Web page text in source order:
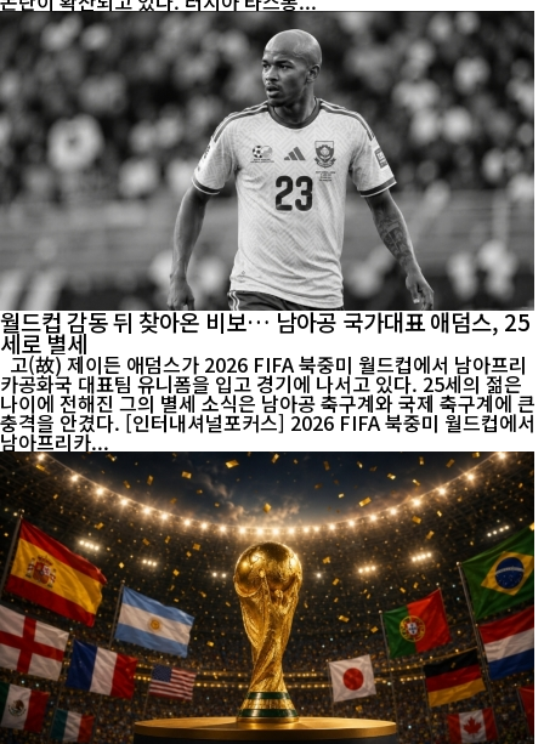
월드컵 감동 뒤 찾아온 비보… 남아공 국가대표 애덤스, 25
세로 별세
카공화국 대표팀 유니폼을 입고 경기에 나서고 있다. 25세의 젊은
나이에 전해진 그의 별세 소식은 남아공 축구계와 국제 축구계에 큰
충격을 안겼다. [인터내셔널포커스] 2026 FIFA 북중미 월드컵에서
남아프리카...